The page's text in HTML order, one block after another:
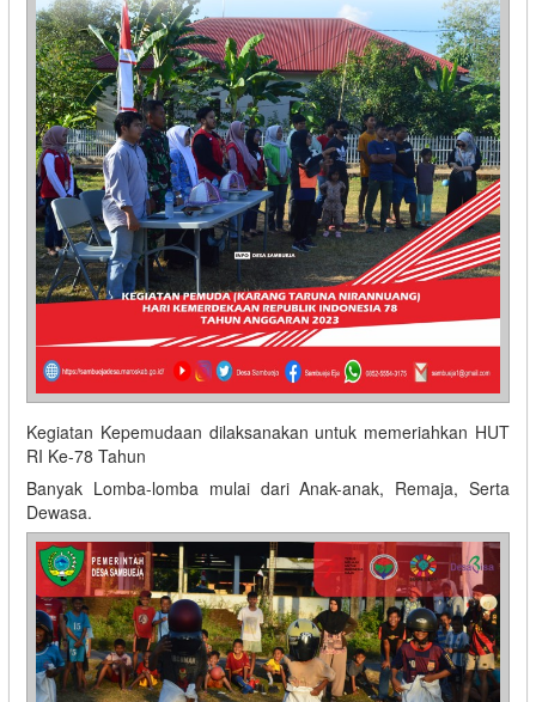
Kegiatan Kepemudaan dilaksanakan untuk memeriahkan HUT
RI Ke-78 Tahun
Banyak Lomba-lomba mulai dari Anak-anak, Remaja, Serta
Dewasa.